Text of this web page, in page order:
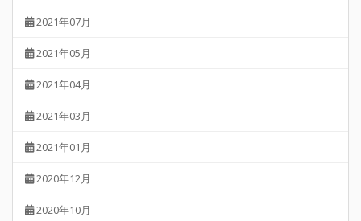
2021年07月
2021年05月
2021年04月
2021年03月
2021年01月
2020年12月
2020年10月